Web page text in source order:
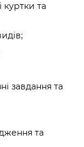
та
завдання та
та